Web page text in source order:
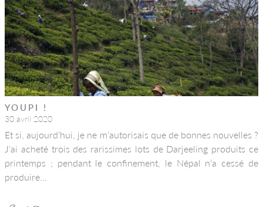
YOUPI !
30 avril 2020
Et si, aujourd’hui, je ne m’autorisais que de bonnes nouvelles ?
J’ai acheté trois des rarissimes lots de Darjeeling produits ce
printemps ; pendant le confinement, le Népal n’a cessé de
produire…